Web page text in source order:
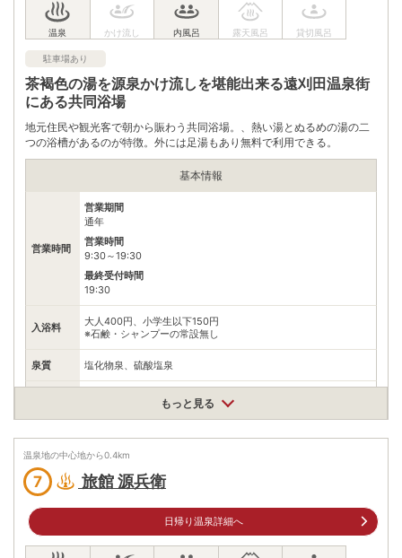
駐車場
電話番号 0224343600
※ 掲載情報は変更になる場合があります。最新の内容はご利用前にご自身でお
問合せください。
自身でお問合せください。
駐車場あり
茶褐色の湯を源泉かけ流しを堪能出来る遠刈田温泉街
にある共同浴場
地元住民や観光客で朝から賑わう共同浴場。、熱い湯とぬるめの湯の二
つの浴槽があるのが特徴。外には足湯もあり無料で利用できる。
基本情報
営業時間
営業期間
通年
営業時間
9:30～19:30
最終受付時間
19:30
入浴料
大人400円、小学生以下150円
※石鹸・シャンプーの常設無し
泉質 塩化物泉、硫酸塩泉
アクセス
宮城県蔵王町遠刈田温泉仲町32
白石蔵王インターより 蔵王方面約20分
公共交通機関
仙台駅前から高速バス遠刈田温泉行き約1時間
電話番号 0224341990
もっと見る
温泉地の中心地から0.4km
7 旅館 源兵衛
日帰り温泉詳細へ